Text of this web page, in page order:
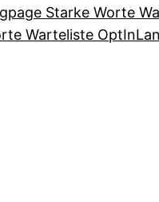
Starke Worte
Warteliste OptIn